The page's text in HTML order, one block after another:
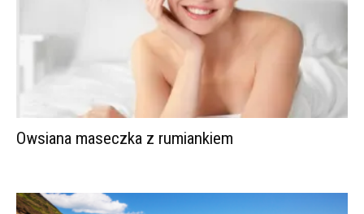
Owsiana maseczka z rumiankiem